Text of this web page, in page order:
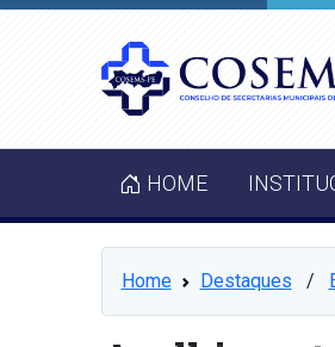
HOME
Home Destaques ⠀/⠀